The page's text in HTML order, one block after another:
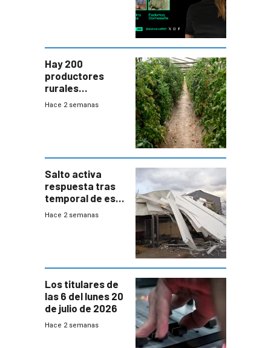
Hay 200
productores
rurales
afectados tras
Hace 2 semanas
Salto activa
respuesta tras
temporal de este
sábado con
Hace 2 semanas
Los titulares de
las 6 del lunes 20
de julio de 2026
Hace 2 semanas